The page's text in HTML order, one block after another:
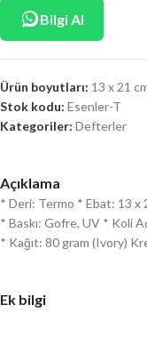
Bilgi Al
Ürün boyutları: 13 x 21
Stok kodu: Esenler-T
Kategoriler: Defterler
Açıklama
* Deri: Termo * Ebat: 13 x
* Baskı: Gofre, UV * Koli
* Kağıt: 80 gram (Ivory)
Ek bilgi